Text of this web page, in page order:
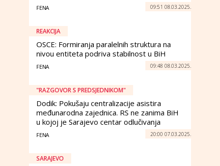
FENA 09:51 08.03.2025.
REAKCIJA
OSCE: Formiranja paralelnih struktura na
nivou entiteta podriva stabilnost u BiH
FENA 09:48 08.03.2025.
"RAZGOVOR S PREDSJEDNIKOM"
Dodik: Pokušaju centralizacije asistira
međunarodna zajednica. RS ne zanima BiH
u kojoj je Sarajevo centar odlučivanja
FENA 20:00 07.03.2025.
SARAJEVO